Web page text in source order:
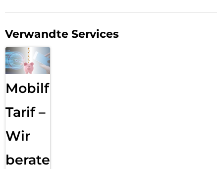
Verwandte Services
Mobilfunk
Tarif –
Wir
beraten